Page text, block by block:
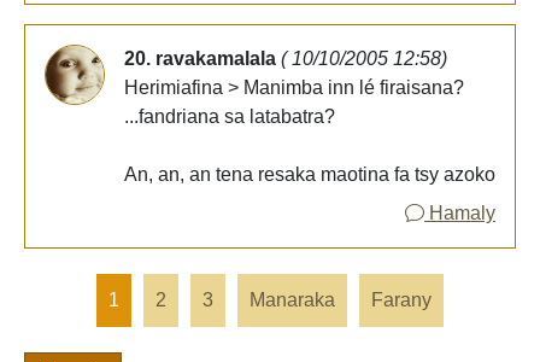
20. ravakamalala ( 10/10/2005 12:58)
Herimiafina > Manimba inn lé firaisana?
...fandriana sa latabatra?
An, an, an tena resaka maotina fa tsy azoko
Hamaly
1 2 3 Manaraka Farany